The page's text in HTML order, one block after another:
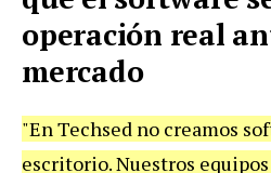
operación real
mercado
"En Techsed no creamos
escritorio. Nuestros